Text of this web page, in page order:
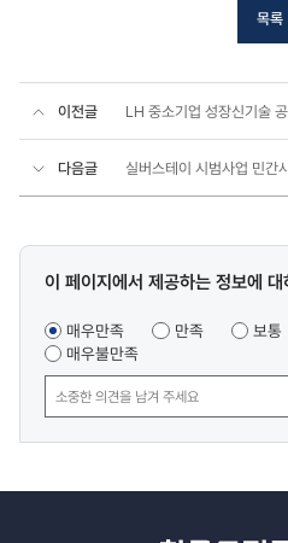
목록
이전글 LH 중소기업 성장신기술
다음글 실버스테이 시범사업 민간
콘텐츠
조사
이 페이지에서 제공하는 정보에
매우만족 만족 보통
매우불만족